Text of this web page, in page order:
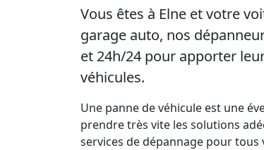
Vous êtes à Elne et votre
garage auto, nos
et 24h/24 pour apporter
véhicules.
Une panne de véhicule est une
prendre très vite les solutions
services de dépannage pour tous